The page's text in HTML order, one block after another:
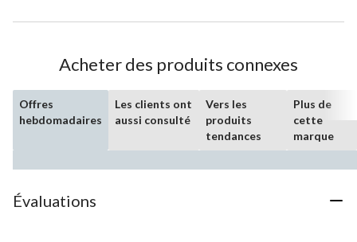
Acheter des produits connexes
Offres
hebdomadaires
Les clients ont
aussi consulté
Vers les
produits
tendances
Plus de
cette
marque
Évaluations